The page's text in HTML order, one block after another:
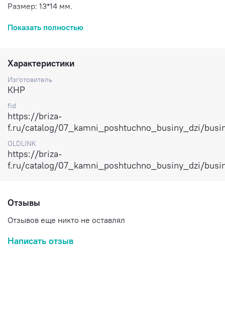
Размер: 13*14 мм.
Толщина: 6-6,5 мм.
Доставка по России.
Показать полностью
Характеристики
Изготовитель
КНР
fid
https://briza-
f.ru/catalog/07_kamni_poshtuchno_businy_dzi/
OLDLINK
https://briza-
f.ru/catalog/07_kamni_poshtuchno_businy_dzi/
Отзывы
Отзывов еще никто не оставлял
Написать отзыв